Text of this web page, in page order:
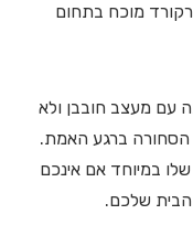
מוכח בתחום
עם מעצב חובבן ולא
הסחורה ברגע האמת.
במיוחד אם אינכם
הבית שלכם.